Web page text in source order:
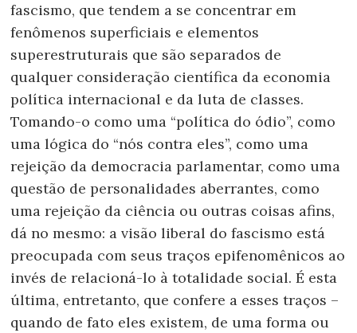
fascismo, que tendem a se concentrar em
fenômenos superficiais e elementos
superestruturais que são separados de
qualquer consideração científica da economia
política internacional e da luta de classes.
Tomando-o como uma “política do ódio”, como
uma lógica do “nós contra eles”, como uma
rejeição da democracia parlamentar, como uma
questão de personalidades aberrantes, como
uma rejeição da ciência ou outras coisas afins,
dá no mesmo: a visão liberal do fascismo está
preocupada com seus traços epifenomênicos ao
invés de relacioná-lo à totalidade social. É esta
última, entretanto, que confere a esses traços –
quando de fato eles existem, de uma forma ou